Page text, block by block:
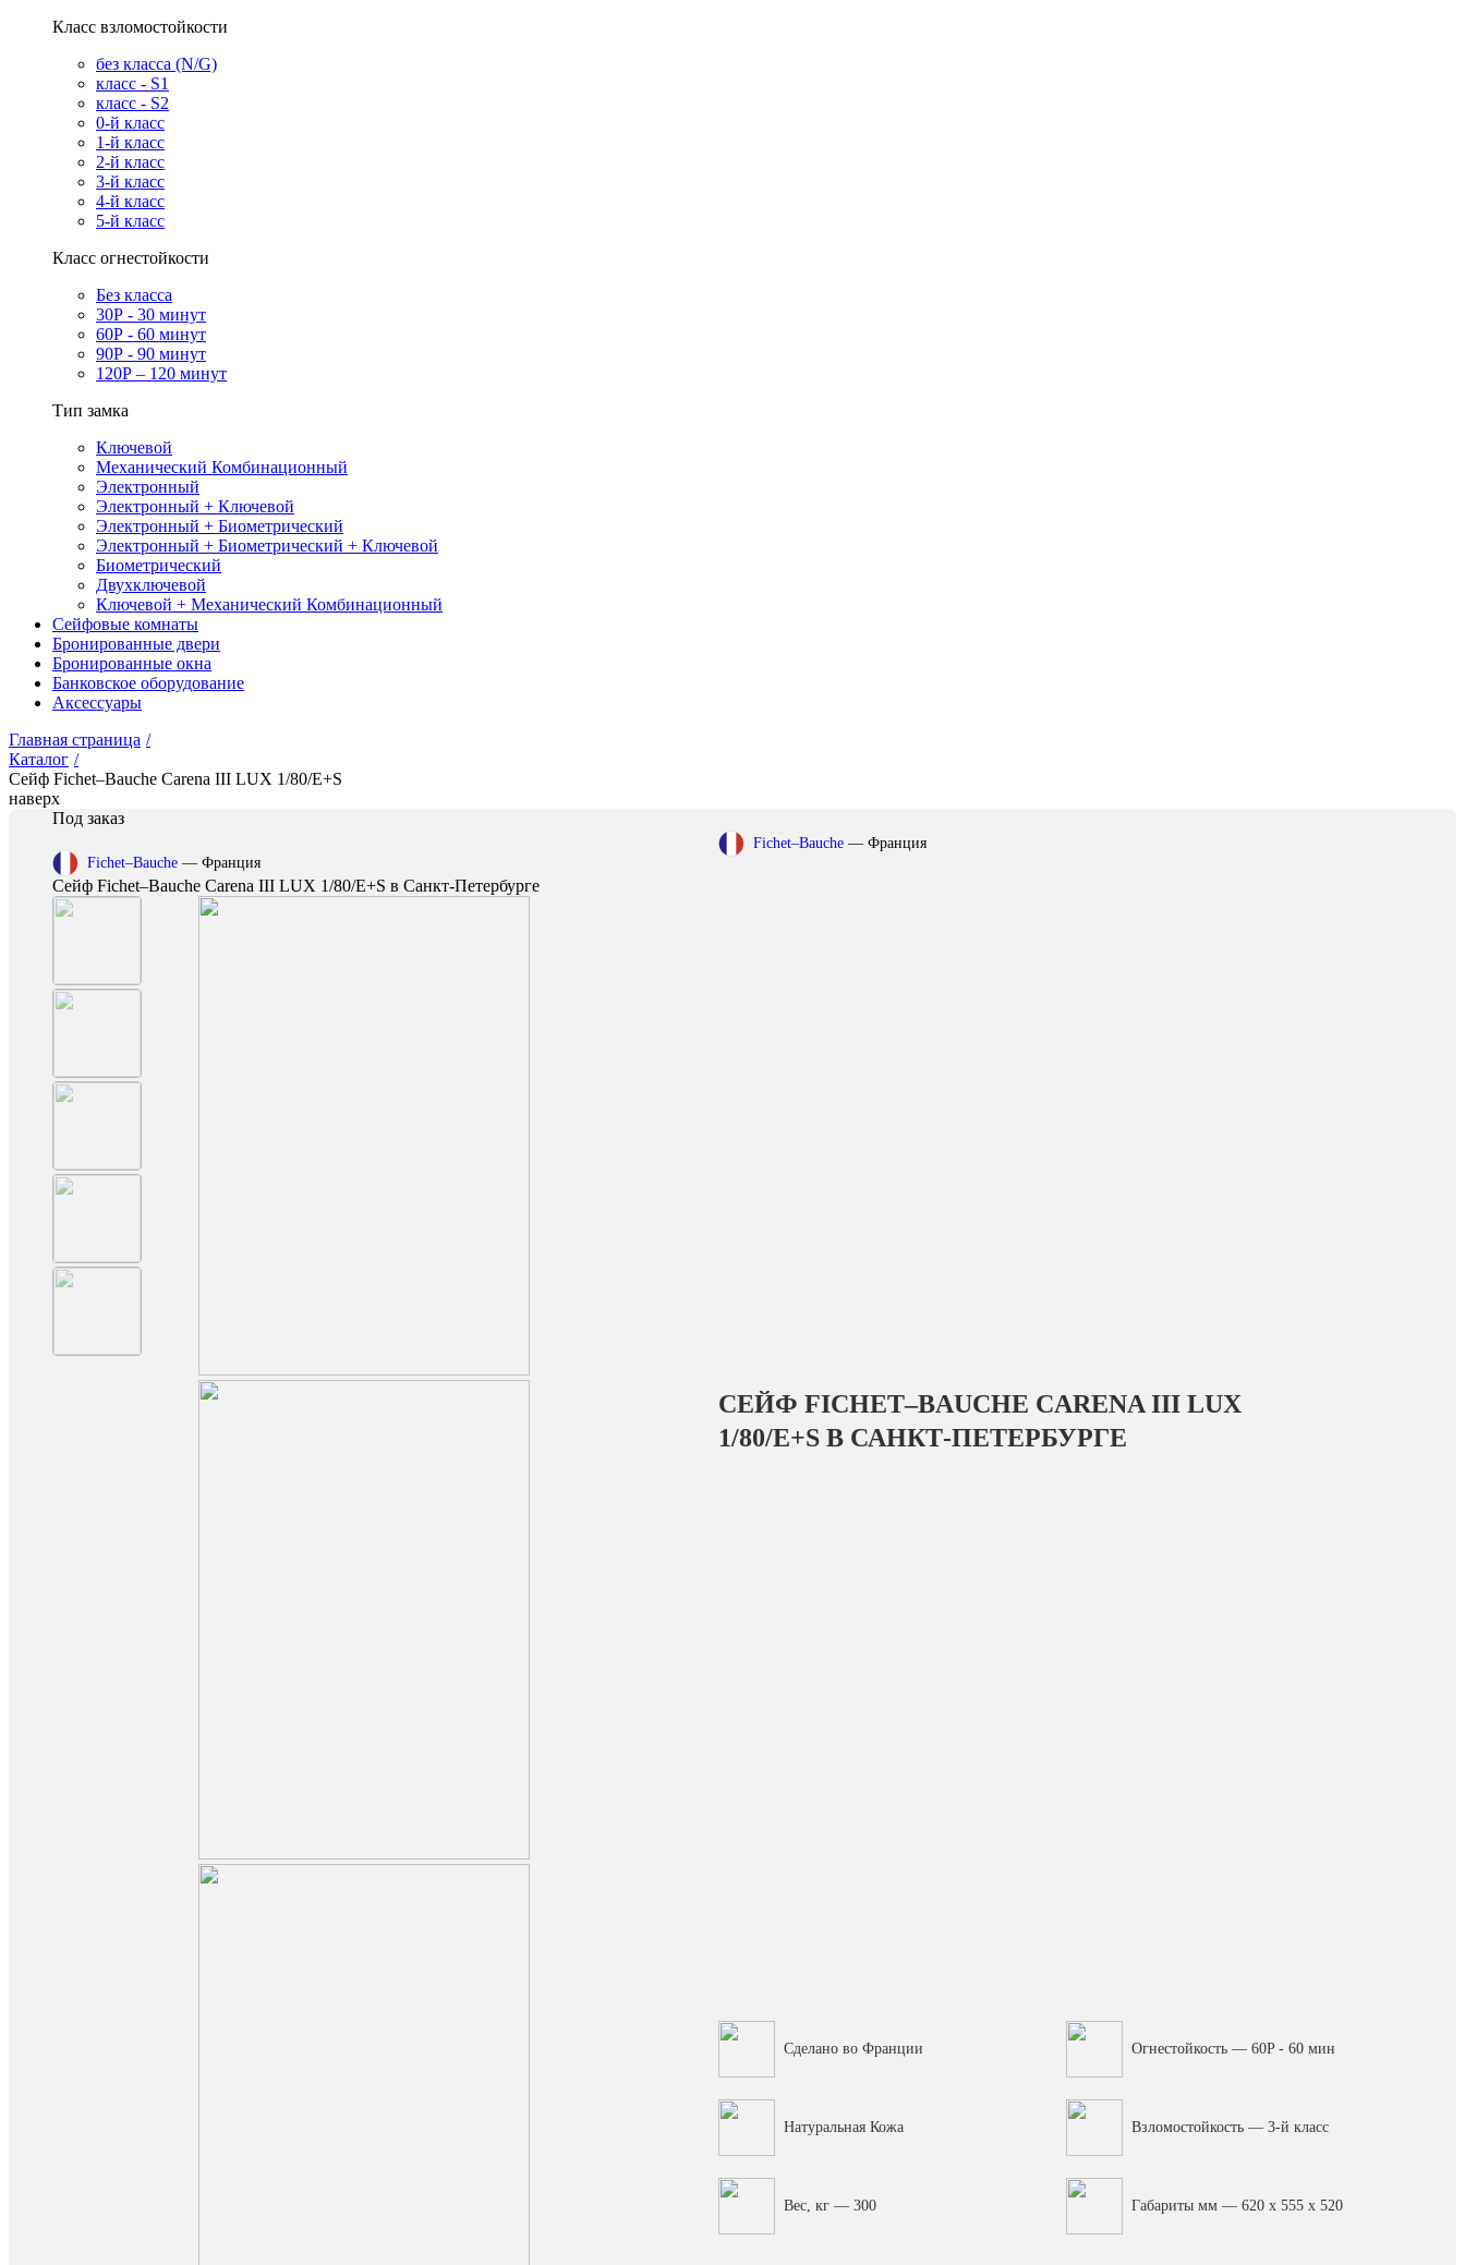
Класс взломостойкости
без класса (N/G)
класс - S1
класс - S2
0-й класс
1-й класс
2-й класс
3-й класс
4-й класс
5-й класс
Класс огнестойкости
Без класса
30Р - 30 минут
60Р - 60 минут
90Р - 90 минут
120Р – 120 минут
Тип замка
Ключевой
Механический Комбинационный
Электронный
Электронный + Ключевой
Электронный + Биометрический
Электронный + Биометрический + Ключевой
Биометрический
Двухключевой
Ключевой + Механический Комбинационный
Сейфовые комнаты
Бронированные двери
Бронированные окна
Банковское оборудование
Аксессуары
Главная страница /
Каталог /
Сейф Fichet–Bauche Carena III LUX 1/80/E+S
наверх
Под заказ
Fichet–Bauche — Франция
Сейф Fichet–Bauche Carena III LUX 1/80/E+S в Санкт-Петербурге
Fichet–Bauche — Франция
СЕЙФ FICHET–BAUCHE CARENA III LUX
1/80/E+S В САНКТ-ПЕТЕРБУРГЕ
Сделано во Франции Огнестойкость — 60P - 60 мин
Натуральная Кожа Взломостойкость — 3-й класс
Вес, кг — 300 Габариты мм — 620 x 555 x 520